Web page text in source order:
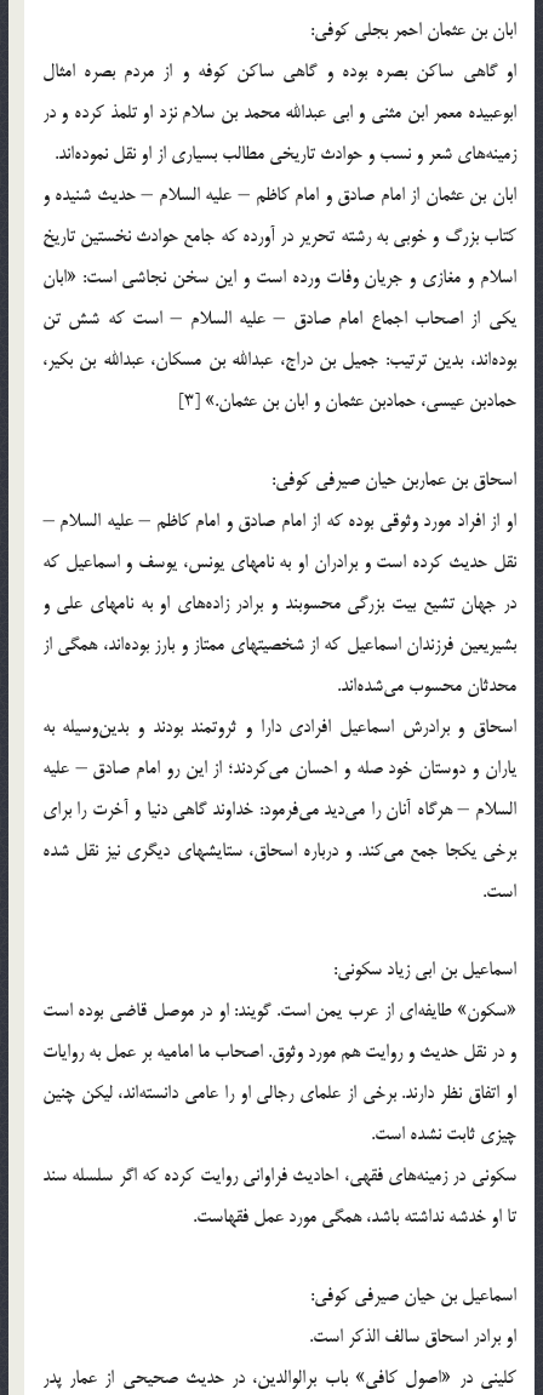
ابان بن عثمان احمر بجلی كوفی:
او گاهی ساكن بصره بوده و گاهی ساكن كوفه و از مردم بصره امثال
ابوعبیده معمر ابن مثنی و ابی عبدالله محمد بن سلام نزد او تلمذ كرده و در
زمینه‌های شعر و نسب و حوادث تاریخی مطالب بسیاری از او نقل نموده‌اند.
ابان بن عثمان از امام صادق و امام كاظم – علیه السلام – حدیث شنیده و
كتاب بزرگ و خوبی به رشته تحریر در آورده كه جامع حوادث نخستین تاریخ
اسلام و مغازی و جریان وفات ورده است و این سخن نجاشی است: «ابان
یكی از اصحاب اجماع امام صادق – علیه السلام – است كه شش تن
بوده‌اند، بدین ترتیب: جمیل بن دراج، عبدالله بن مسكان، عبدالله بن بكیر،
حمادبن عیسی، حمادبن عثمان و ابان بن عثمان.» [3]
اسحاق بن عماربن حیان صیرفی كوفی:
او از افراد مورد وثوقی بوده كه از امام صادق و امام كاظم – علیه السلام –
نقل حدیث كرده است و برادران او به نامهای یونس، یوسف و اسماعیل كه
در جهان تشیع بیت بزرگی محسوبند و برادر زاده‌های او به نامهای علی و
بشیریعین فرزندان اسماعیل كه از شخصیتهای ممتاز و بارز بوده‌اند، همگی از
محدثان محسوب می‌شده‌اند.
اسحاق و برادرش اسماعیل افرادی دارا و ثروتمند بودند و بدین‌وسیله به
یاران و دوستان خود صله و احسان می‌كردند؛ از این رو امام صادق – علیه
السلام – هرگاه آنان را می‌دید می‌فرمود: خداوند گاهی دنیا و آخرت را برای
برخی یكجا جمع می‌كند. و درباره اسحاق، ستایشهای دیگری نیز نقل شده
است.
اسماعیل بن ابی زیاد سكونی:
«سكون» طایفه‌ای از عرب یمن است. گویند: او در موصل قاضی بوده است
و در نقل حدیث و روایت هم مورد وثوق. اصحاب ما امامیه بر عمل به روایات
او اتفاق نظر دارند. برخی از علمای رجالی او را عامی دانسته‌اند، لیكن چنین
چیزی ثابت نشده است.
سكونی در زمینه‌های فقهی، احادیث فراوانی روایت كرده كه اگر سلسله سند
تا او خدشه نداشته باشد، همگی مورد عمل فقهاست.
اسماعیل بن حیان صیرفی كوفی:
او برادر اسحاق سالف الذكر است.
كلینی در «اصول كافی» باب برالوالدین، در حدیث صحیحی از عمار پدر